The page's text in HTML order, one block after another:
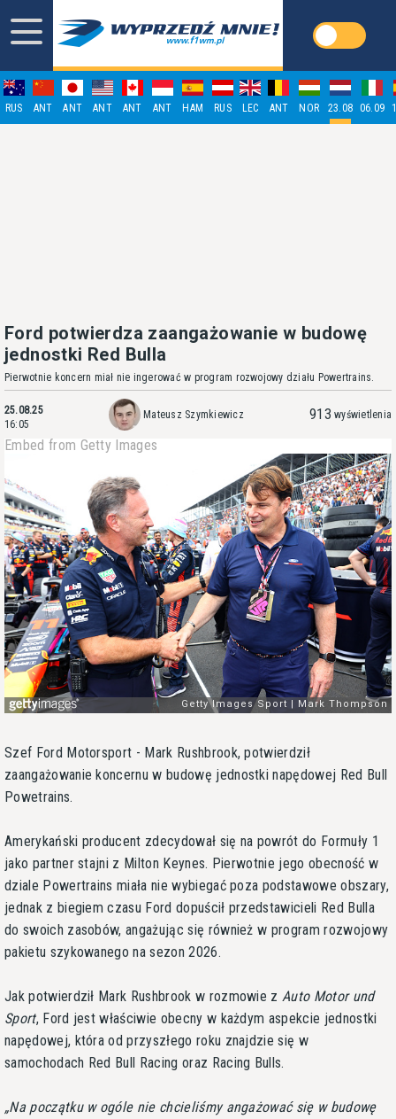
RUS ANT ANT ANT ANT ANT HAM RUS LEC ANT NOR 23.08 06.09
Ford potwierdza zaangażowanie w budowę
jednostki Red Bulla
Pierwotnie koncern miał nie ingerować w program rozwojowy działu Powertrains.
25.08.25
16:05
Mateusz Szymkiewicz 913 wyświetlenia
Embed from Getty Images
Szef Ford Motorsport - Mark Rushbrook, potwierdził
zaangażowanie koncernu w budowę jednostki napędowej Red Bull
Powetrains.
Amerykański producent zdecydował się na powrót do Formuły 1
jako partner stajni z Milton Keynes. Pierwotnie jego obecność w
dziale Powertrains miała nie wybiegać poza podstawowe obszary,
jednak z biegiem czasu Ford dopuścił przedstawicieli Red Bulla
do swoich zasobów, angażując się również w program rozwojowy
pakietu szykowanego na sezon 2026.
Jak potwierdził Mark Rushbrook w rozmowie z Auto Motor und
Sport, Ford jest właściwie obecny w każdym aspekcie jednostki
napędowej, która od przyszłego roku znajdzie się w
samochodach Red Bull Racing oraz Racing Bulls.
Na początku w ogóle nie chcieliśmy angażować się w budowę